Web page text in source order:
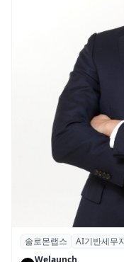
솔로몬랩스, 스
솔로몬랩스 AI기반세무
Welaunch